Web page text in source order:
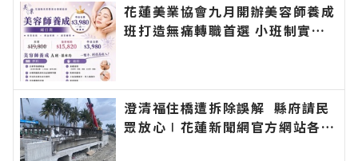
花蓮美業協會九月開辦美容師養成
班打造無痛轉職首選 小班制實作
站各類新聞－最快速的今日新聞報
導 最新的在地資訊！
澄清福住橋遭拆除誤解 縣府請民
眾放心∣花蓮新聞網官方網站各類